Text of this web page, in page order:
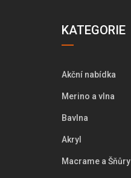
KATEGORIE
Akční nabídka
Merino a vlna
Bavlna
Akryl
Macrame a Šňůry